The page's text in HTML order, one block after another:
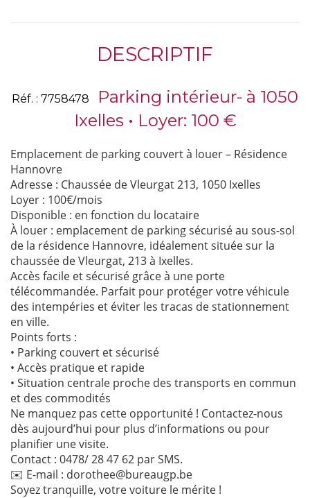
DESCRIPTIF
Réf. : 7758478
Parking intérieur- à 1050
Ixelles • Loyer: 100 €
Emplacement de parking couvert à louer – Résidence
Hannovre
Adresse : Chaussée de Vleurgat 213, 1050 Ixelles
Loyer : 100€/mois
Disponible : en fonction du locataire
À louer : emplacement de parking sécurisé au sous-sol
de la résidence Hannovre, idéalement située sur la
chaussée de Vleurgat, 213 à Ixelles.
Accès facile et sécurisé grâce à une porte
télécommandée. Parfait pour protéger votre véhicule
des intempéries et éviter les tracas de stationnement
en ville.
Points forts :
• Parking couvert et sécurisé
• Accès pratique et rapide
• Situation centrale proche des transports en commun
et des commodités
Ne manquez pas cette opportunité ! Contactez-nous
dès aujourd’hui pour plus d’informations ou pour
planifier une visite.
Contact : 0478/ 28 47 62 par SMS.
✉️ E-mail : dorothee@bureaugp.be
Soyez tranquille, votre voiture le mérite !